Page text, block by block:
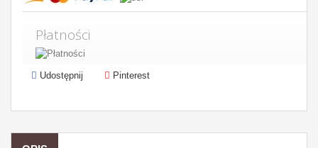
Płatności
Udostępnij Pinterest